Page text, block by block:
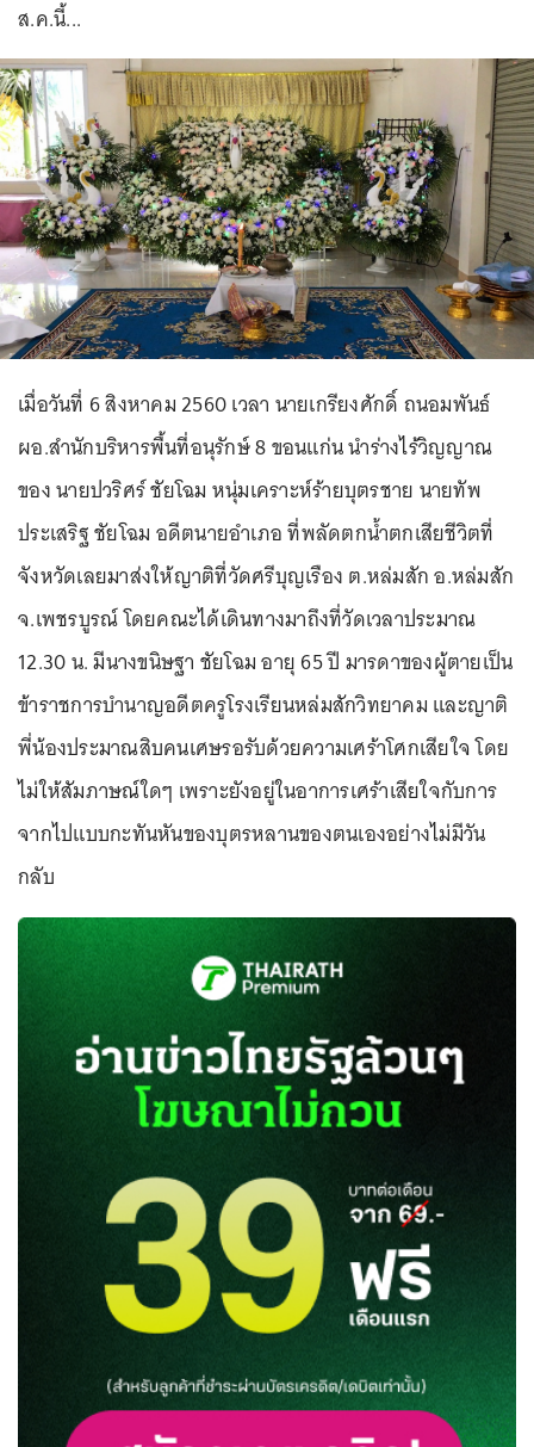
ส.ค.นี้...
เมื่อวันที่ 6 สิงหาคม 2560 เวลา นายเกรียงศักดิ์ ถนอมพันธ์
ผอ.สำนักบริหารพื้นที่อนุรักษ์ 8 ขอนแก่น นำร่างไร้วิญญาณ
ของ นายปวริศร์ ชัยโฉม หนุ่มเคราะห์ร้ายบุตรชาย นายทัพ
ประเสริฐ ชัยโฉม อดีตนายอำเภอ ที่พลัดตกน้ำตกเสียชีวิตที่
จังหวัดเลยมาส่งให้ญาติที่วัดศรีบุญเรือง ต.หล่มสัก อ.หล่มสัก
จ.เพชรบูรณ์ โดยคณะได้เดินทางมาถึงที่วัดเวลาประมาณ
12.30 น. มีนางขนิษฐา ชัยโฉม อายุ 65 ปี มารดาของผู้ตายเป็น
ข้าราชการบำนาญอดีตครูโรงเรียนหล่มสักวิทยาคม และญาติ
พี่น้องประมาณสิบคนเศษรอรับด้วยความเศร้าโศกเสียใจ โดย
ไม่ให้สัมภาษณ์ใดๆ เพราะยังอยู่ในอาการเศร้าเสียใจกับการ
จากไปแบบกะทันหันของบุตรหลานของตนเองอย่างไม่มีวัน
กลับ